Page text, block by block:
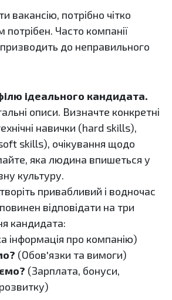
вакансію, потрібно чітко
потрібен. Часто компанії
до неправильного
ідеального кандидата.
описи. Визначте конкретні
навички (hard skills),
skills), очікування щодо
яка людина впишеться у
культуру.
привабливий і водночас
відповідати на три
кандидата:
інформація про компанію)
(Обов'язки та вимоги)
(Зарплата, бонуси,